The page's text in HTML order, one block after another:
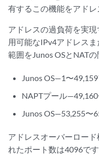
有するこの機能をアドレ
アドレスの過負荷を実
用可能なIPv4アドレス
範囲をJunos OSとNAT
Junos OS—1〜49,159
NAPTプール
Junos OS—53,255〜
アドレスオーバーロー
れたポート数は4096です